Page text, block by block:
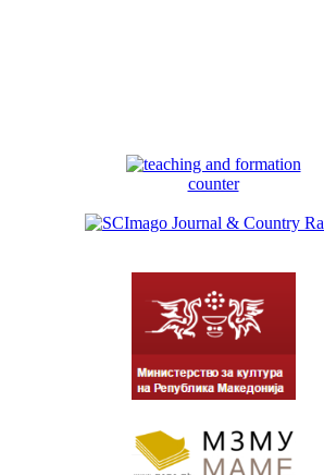
counter